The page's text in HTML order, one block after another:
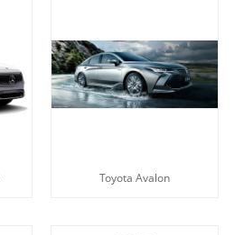
Toyota Avalon